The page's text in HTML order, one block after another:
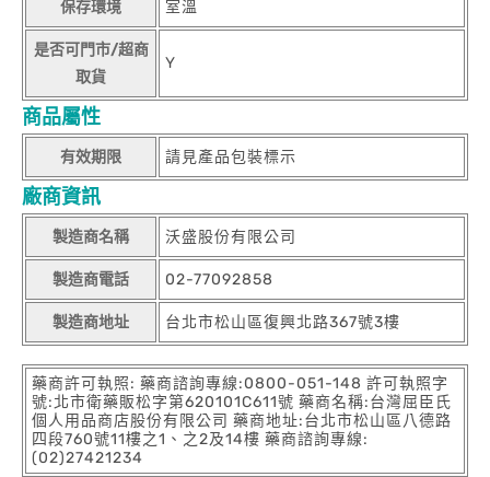
保存環境 室溫
是否可門市/超商
取貨
Y
商品屬性
有效期限 請見產品包裝標示
廠商資訊
製造商名稱 沃盛股份有限公司
製造商電話 02-77092858
製造商地址 台北市松山區復興北路367號3樓
藥商許可執照: 藥商諮詢專線:0800-051-148 許可執照字
號:北市衛藥販松字第620101C611號 藥商名稱:台灣屈臣氏
個人用品商店股份有限公司 藥商地址:台北市松山區八德路
四段760號11樓之1、之2及14樓 藥商諮詢專線:
(02)27421234